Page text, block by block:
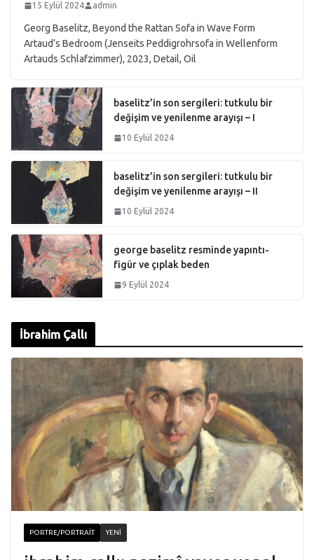
15 Eylül 2024 admin
Georg Baselitz, Beyond the Rattan Sofa in Wave Form
Artaud’s Bedroom (Jenseits Peddigrohrsofa in Wellenform
Artauds Schlafzimmer), 2023, Detail, Oil
baselitz’in son sergileri: tutkulu bir
değişim ve yenilenme arayışı – I
10 Eylül 2024
baselitz’in son sergileri: tutkulu bir
değişim ve yenilenme arayışı – II
10 Eylül 2024
george baselitz resminde yapıntı-
figür ve çıplak beden
9 Eylül 2024
İbrahim Çallı
PORTRE/PORTRAIT YENI